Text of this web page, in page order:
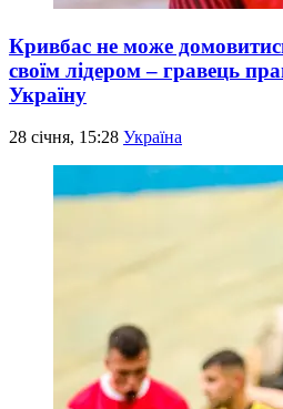
Кривбас не може
своїм лідером – гравець
Україну
28 січня, 15:28 Україна